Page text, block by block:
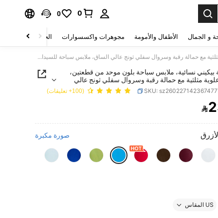
0
0
و الجمال الأطفال والأمومة مجوهرات واكسسوارات الحقائب والأمتعة
مجموعة بيكيني نسائية، ملابس سباحة بلون موحد من قطعتين، ملابس علوية مثلثية مع حمالة رقبة وسروال سفلي ثونج عالي الساق، ملابس سباحة للسيدات للعطلات والإجازات والشاطئ والصيف
نسائية، ملابس سباحة بلون موحد من قطعتين،
مثلثية مع حمالة رقبة وسروال سفلي ثونج عالي
سباحة للسيدات للعطلات والإجازات والشاطئ
SKU: (100+ تعليقات)
PRICE AND 
صورة مكبرة
US المقاس